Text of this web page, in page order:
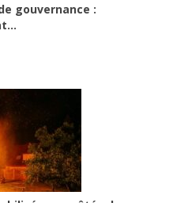
gouvernance :